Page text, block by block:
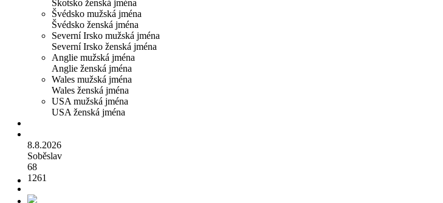
Skotsko ženská jména
Švédsko mužská jména
Švédsko ženská jména
Severní Irsko mužská jména
Severní Irsko ženská jména
Anglie mužská jména
Anglie ženská jména
Wales mužská jména
Wales ženská jména
USA mužská jména
USA ženská jména
8.8.2026
Soběslav
68
1261